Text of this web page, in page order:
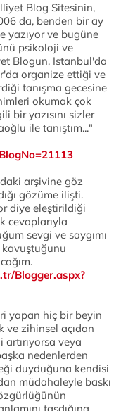
Blog Sitesinin,
da, benden bir ay
yazıyor ve bugüne
psikoloji ve
Blogun, Istanbul'da
organize ettiği ve
tanışma gecesine
okumak çok
bir yazısını sizler
ile tanıştım..."
arşivine göz
gözüme ilişti.
diye eleştirildiği
cevaplarıyla
sevgi ve saygımı
kavuştuğunu
Blogger.aspx?
yapan hiç bir beyin
ve zihinsel açıdan
veya
nedenlerden
duyduğuna kendisi
müdahaleyle baskı